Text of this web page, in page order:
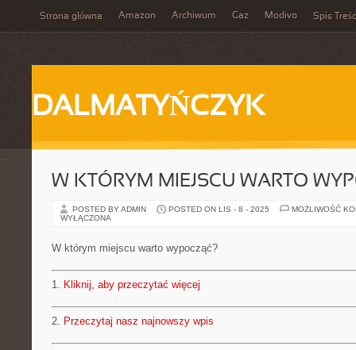
Strona główna Amazon Archiwum Gaz Modivo Spis
DALMATYŃCZYK
W KTÓRYM MIEJSCU WARTO
POSTED BY ADMIN POSTED ON LIS - 8 - 2025
MOŻLIWOŚĆ
WYŁĄCZONA
W którym miejscu warto wypocząć?
1. Kliknij, aby przeczytać więcej
2. Przeczytaj nasz najnowszy wpis